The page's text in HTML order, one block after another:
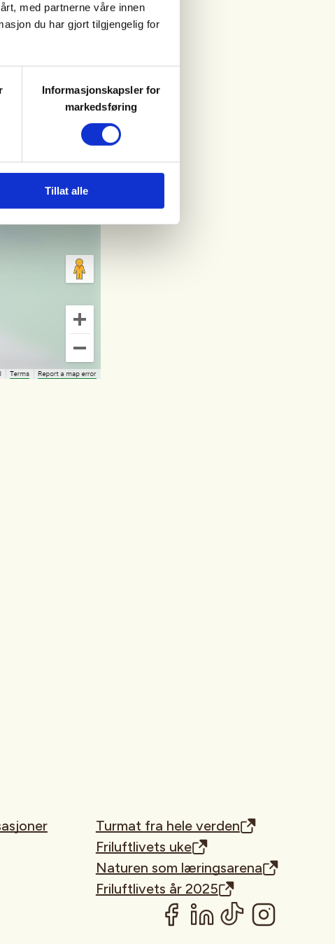
med partnerne våre innen
du har gjort tilgjengelig for
Informasjonskapsler for
markedsføring
Tillat alle
Turmat fra hele verden
Friluftlivets uke
Naturen som læringsarena
Friluftlivets år 2025